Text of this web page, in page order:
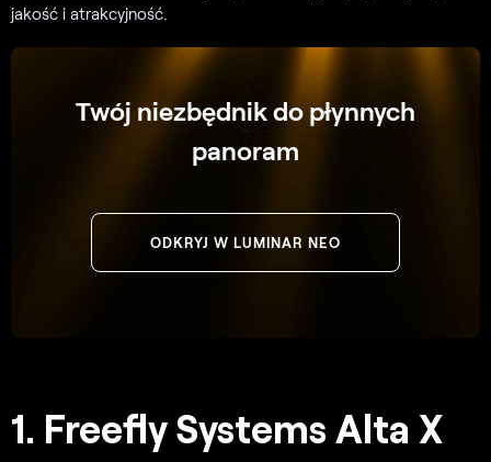
jakość i atrakcyjność.
Twój niezbędnik do płynnych
panoram
ODKRYJ W LUMINAR NEO
1. Freefly Systems Alta X